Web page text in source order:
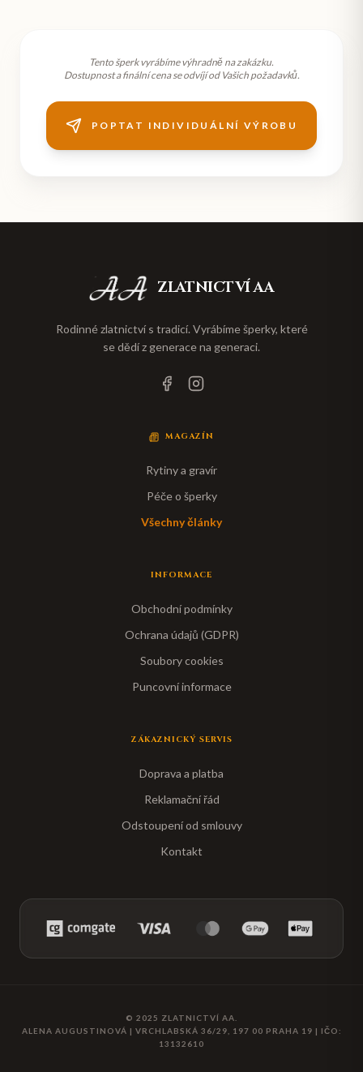
Tento šperk vyrábíme výhradně na zakázku.
Dostupnost a finální cena se odvíjí od Vašich požadavků.
POPTAT INDIVIDUÁLNÍ VÝROBU
ZLATNICTVÍ AA
Rodinné zlatnictví s tradicí. Vyrábíme šperky, které
se dědí z generace na generaci.
MAGAZÍN
Rytiny a gravír
Péče o šperky
Všechny články
INFORMACE
Obchodní podmínky
Ochrana údajů (GDPR)
Soubory cookies
Puncovní informace
ZÁKAZNICKÝ SERVIS
Doprava a platba
Reklamační řád
Odstoupení od smlouvy
Kontakt
© 2025 ZLATNICTVÍ AA
ALENA AUGUSTINOVÁ | VRCHLABSKÁ 36/29, 197 00 PRAHA 19 | IČO:
13132610